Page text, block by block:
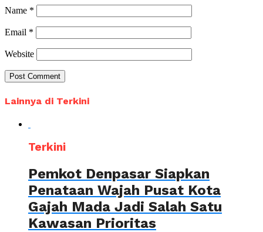
Name *
Email *
Website
Lainnya di Terkini
Terkini
Pemkot Denpasar Siapkan
Penataan Wajah Pusat Kota
Gajah Mada Jadi Salah Satu
Kawasan Prioritas